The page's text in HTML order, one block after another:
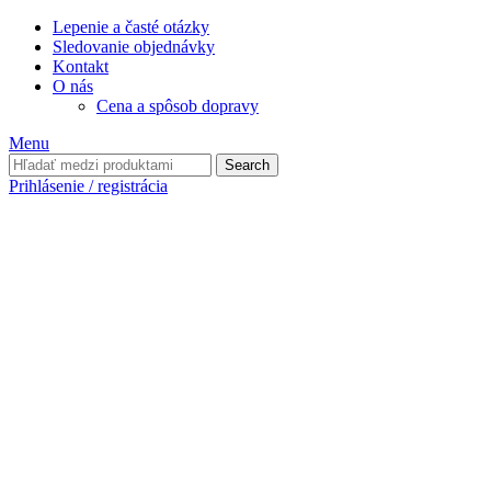
Lepenie a časté otázky
Sledovanie objednávky
Kontakt
O nás
Cena a spôsob dopravy
Menu
Search
Prihlásenie / registrácia